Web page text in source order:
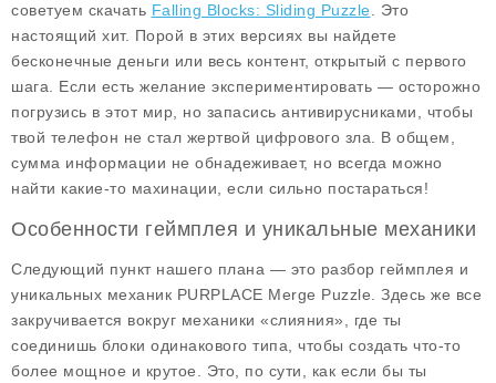
советуем скачать Falling Blocks: Sliding Puzzle . Это
настоящий хит. Порой в этих версиях вы найдете
бесконечные деньги или весь контент, открытый с первого
шага. Если есть желание экспериментировать — осторожно
погрузись в этот мир, но запасись антивирусниками, чтобы
твой телефон не стал жертвой цифрового зла. В общем,
сумма информации не обнадеживает, но всегда можно
найти какие-то махинации, если сильно постараться!
Особенности геймплея и уникальные механики
Следующий пункт нашего плана — это разбор геймплея и
уникальных механик PURPLACE Merge Puzzle . Здесь же все
закручивается вокруг механики «слияния», где ты
соединишь блоки одинакового типа, чтобы создать что-то
более мощное и крутое. Это, по сути, как если бы ты